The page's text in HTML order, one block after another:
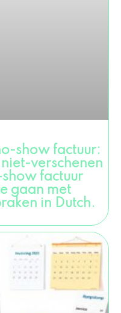
show factuur:
verschenen
factuur
gaan met
in Dutch.